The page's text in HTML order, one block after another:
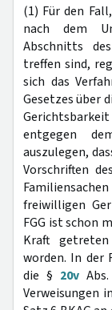
(1) Für den
nach dem
Abschnitts
treffen sind,
sich das
Gesetzes über
Gerichtsbarkeit
entgegen
auszulegen,
Vorschriften
freiwilligen
FGG ist schon
Kraft
worden. In der
die § 20v
Verweisungen